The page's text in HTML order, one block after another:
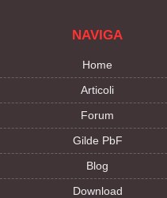
NAVIGA
Home
Articoli
Forum
Gilde PbF
Blog
Download